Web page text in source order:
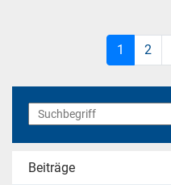
1 2
Beiträge